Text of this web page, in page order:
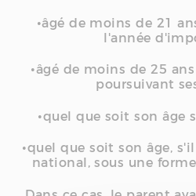
•âgé de moins de 21
l'année
•âgé de moins de 25
poursuivant
•quel que soit son âge
•quel que soit son âge,
national, sous une